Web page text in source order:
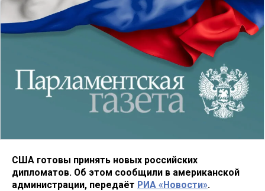
США готовы принять новых российских
дипломатов. Об этом сообщили в американской
администрации, передаёт РИА «Новости».